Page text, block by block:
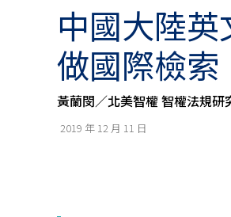
申
請
│
商
標
申
請
中國大陸
做國際檢索
黃蘭閔／北美智權 智權法規研
2019 年 12 月 11 日